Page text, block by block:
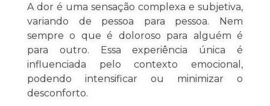
A dor é uma sensação complexa e subjetiva,
variando de pessoa para pessoa. Nem
sempre o que é doloroso para alguém é
para outro. Essa experiência única é
influenciada pelo contexto emocional,
podendo intensificar ou minimizar o
desconforto.